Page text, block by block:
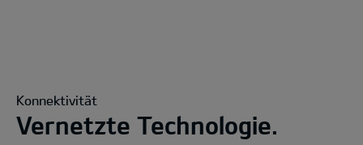
Konnektivität
Vernetzte Technologie.